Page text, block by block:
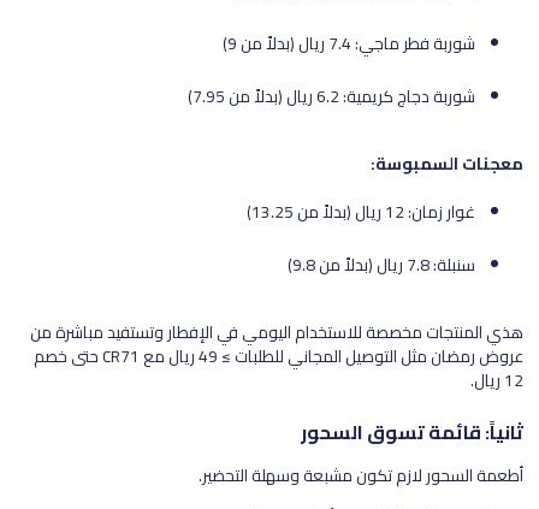
شوربة فطر ماجي: 7.4 ريال (بدلاً من 9)
شوربة دجاج كريمية: 6.2 ريال (بدلاً من 7.95)
معجنات السمبوسة:
غوار زمان: 12 ريال (بدلاً من 13.25)
سنبلة: 7.8 ريال (بدلاً من 9.8)
هذي المنتجات مخصصة للاستخدام اليومي في الإفطار وتستفيد مباشرة من
عروض رمضان مثل التوصيل المجاني للطلبات ≥ 49 ريال مع CR71 حتى خصم
12 ريال.
ثانياً: قائمة تسوق السحور
أطعمة السحور لازم تكون مشبعة وسهلة التحضير.